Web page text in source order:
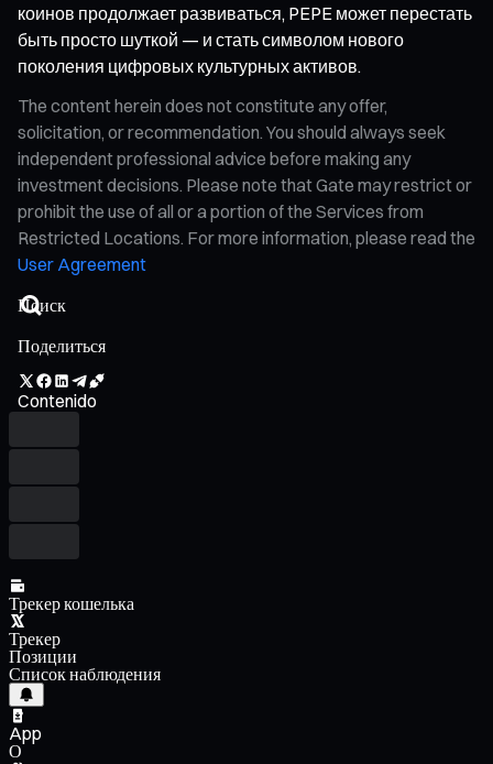
коинов продолжает развиваться, PEPE может перестать
быть просто шуткой — и стать символом нового
поколения цифровых культурных активов.
The content herein does not constitute any offer,
solicitation, or recommendation. You should always seek
independent professional advice before making any
investment decisions. Please note that Gate may restrict or
prohibit the use of all or a portion of the Services from
Restricted Locations. For more information, please read the
User Agreement
Поделиться
Contenido
Трекер кошелька
Трекер
Позиции
Список наблюдения
App
О